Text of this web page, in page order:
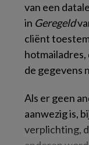
van een
in Geregeld
cliënt
hotmailadres,
de gegevens
Als er geen
aanwezig is,
verplichting,